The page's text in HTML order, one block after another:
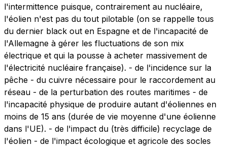
l'intermittence puisque, contrairement au nucléaire,
l'éolien n'est pas du tout pilotable (on se rappelle tous
du dernier black out en Espagne et de l'incapacité de
l'Allemagne à gérer les fluctuations de son mix
électrique et qui la pousse à acheter massivement de
l'électricité nucléaire française). - de l'incidence sur la
pêche - du cuivre nécessaire pour le raccordement au
réseau - de la perturbation des routes maritimes - de
l'incapacité physique de produire autant d'éoliennes en
moins de 15 ans (durée de vie moyenne d'une éolienne
dans l'UE). - de l'impact du (très difficile) recyclage de
l'éolien - de l'impact écologique et agricole des socles